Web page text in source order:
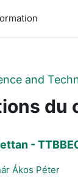
and
du
-
Ákos Péter